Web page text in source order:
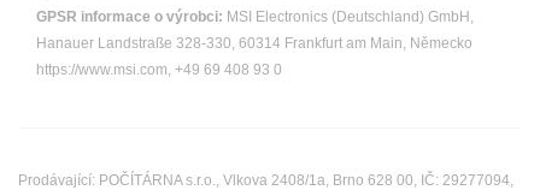
GPSR informace o výrobci: MSI Electronics (Deutschland) GmbH,
Hanauer Landstraße 328-330, 60314 Frankfurt am Main, Německo
https://www.msi.com, +49 69 408 93 0
Prodávající: POČÍTÁRNA s.r.o., Vlkova 2408/1a, Brno 628 00, IČ: 29277094,